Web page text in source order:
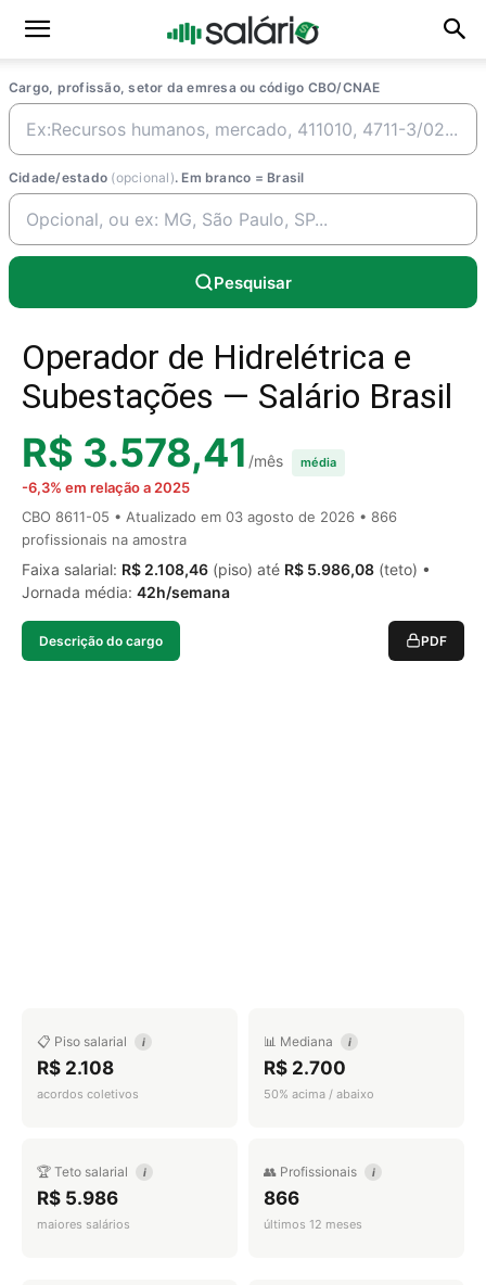
Cargo, profissão, setor da emresa ou código CBO/CNAE
Cidade/estado (opcional). Em branco = Brasil
Pesquisar
Operador de Hidrelétrica e
Subestações — Salário Brasil
R$ 3.578,41 /mês média
-6,3% em relação a 2025
CBO 8611-05 • Atualizado em 03 agosto de 2026 • 866
profissionais na amostra
Faixa salarial: R$ 2.108,46 (piso) até R$ 5.986,08 (teto) •
Jornada média: 42h/semana
Descrição do cargo PDF
📋 Piso salarial i
R$ 2.108
acordos coletivos
📊 Mediana i
R$ 2.700
50% acima / abaixo
🏆 Teto salarial i
R$ 5.986
maiores salários
👥 Profissionais i
866
últimos 12 meses